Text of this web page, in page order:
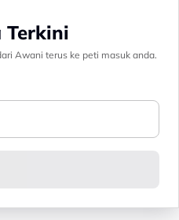
Awani terus ke peti masuk anda.